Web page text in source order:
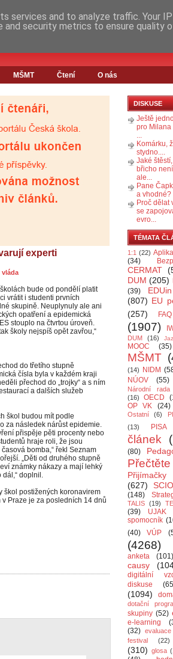
MŠMT Čtení O nás
experti
vláda
bude od pondělí platit
vrátit i studenti prvních
skupině. Neuplynuly ale ani
opatření a epidemická
stouplo na čtvrtou úroveň.
školy nejspíš opět zavřou,“
do třetího stupně
čísla byla v každém kraji
přechod do „trojky“ a s ním
a dalších služeb
škol budou mít podle
za následek nárůst epidemie.
přispěje pěti procenty nebo
hraje roli, že jsou
bomba,“ řekl Seznam
„Děti od druhého stupně
známky nákazy a mají lehký
dál,“ doplnil.
škol postižených koronavirem
Praze je za posledních 14 dnů
DISKUSE
Ještě
pro Milana
...
Komárku,
stydno....
Jaké
břicho
ale...
Pane
a vhodné?
Proč dělat
se
evro...
TÉMATA
1:1 (22)
(34)
CERMAT
DUM (205)
(39)
EDUin
(807) EU
(257)
FAQ
(1907)
DUM
(16)
MOOC (35)
MŠMT
(14)
NIDM
NÚOV (55)
Národní
(16)
OECD
OP VK
(24)
Ostatní (6)
(13)
PISA
článek
(80)
Přijímačky
(627)
SCIO
(148)
TALIS (19)
(39)
UJAK
spomocník
(40)
VÚP
(4268)
anketa
(101)
causy
digitální
diskuse
(1094)
dotační
skupiny (52)
e-learning
(32) evaluace
festival
(22)
(310) glosa
services and to analyze traffic. Your
and security metrics to ensure quality